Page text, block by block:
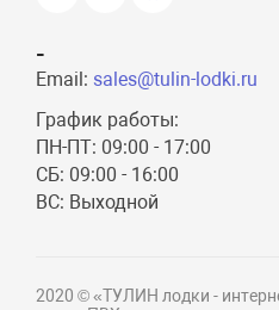
-
Email: sales@tulin-lodki.ru
График работы:
ПН-ПТ: 09:00 - 17:00
СБ: 09:00 - 16:00
ВС: Выходной
2020 © «ТУЛИН лодки -